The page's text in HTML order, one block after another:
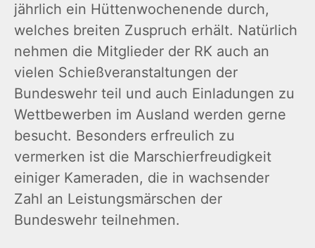
jährlich ein Hüttenwochenende durch,
welches breiten Zuspruch erhält. Natürlich
nehmen die Mitglieder der RK auch an
vielen Schießveranstaltungen der
Bundeswehr teil und auch Einladungen zu
Wettbewerben im Ausland werden gerne
besucht. Besonders erfreulich zu
vermerken ist die Marschierfreudigkeit
einiger Kameraden, die in wachsender
Zahl an Leistungsmärschen der
Bundeswehr teilnehmen.